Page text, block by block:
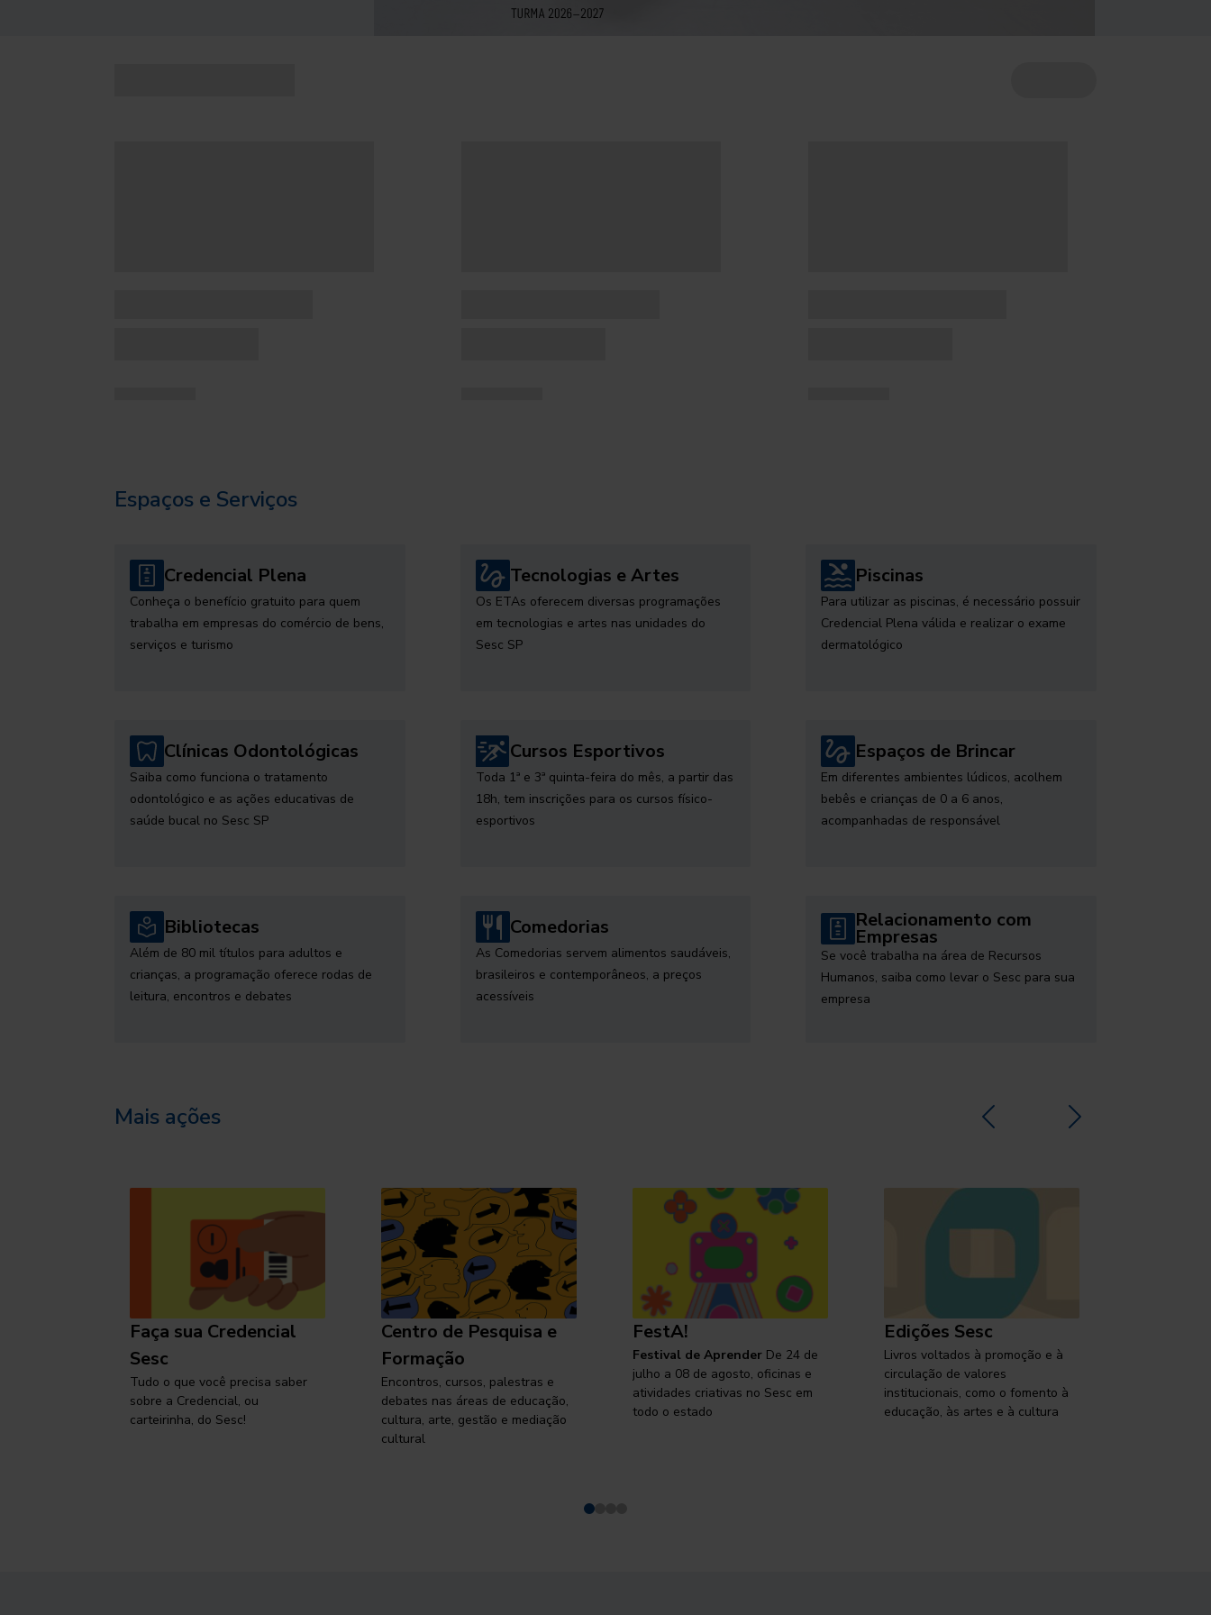
Espaços e Serviços
Credencial Plena
Conheça o benefício gratuito para quem
trabalha em empresas do comércio de bens,
serviços e turismo
Tecnologias e Artes
Os ETAs oferecem diversas programações
em tecnologias e artes nas unidades do
Sesc SP
Piscinas
Para utilizar as piscinas, é necessário possuir
Credencial Plena válida e realizar o exame
dermatológico
Clínicas Odontológicas
Saiba como funciona o tratamento
odontológico e as ações educativas de
saúde bucal no Sesc SP
Cursos Esportivos
Toda 1ª e 3ª quinta-feira do mês, a partir das
18h, tem inscrições para os cursos físico-
esportivos
Espaços de Brincar
Em diferentes ambientes lúdicos, acolhem
bebês e crianças de 0 a 6 anos,
acompanhadas de responsável
Bibliotecas
Além de 80 mil títulos para adultos e
crianças, a programação oferece rodas de
leitura, encontros e debates
Comedorias
As Comedorias servem alimentos saudáveis,
brasileiros e contemporâneos, a preços
acessíveis
Relacionamento com
Empresas
Se você trabalha na área de Recursos
Humanos, saiba como levar o Sesc para sua
empresa
Mais ações
Faça sua Credencial
Sesc
Tudo o que você precisa saber
sobre a Credencial, ou
carteirinha, do Sesc!
Centro de Pesquisa e
Formação
Encontros, cursos, palestras e
debates nas áreas de educação,
cultura, arte, gestão e mediação
cultural
FestA!
Festival de Aprender De 24 de
julho a 08 de agosto, oficinas e
atividades criativas no Sesc em
todo o estado
Edições Sesc
Livros voltados à promoção e à
circulação de valores
institucionais, como o fomento à
educação, às artes e à cultura